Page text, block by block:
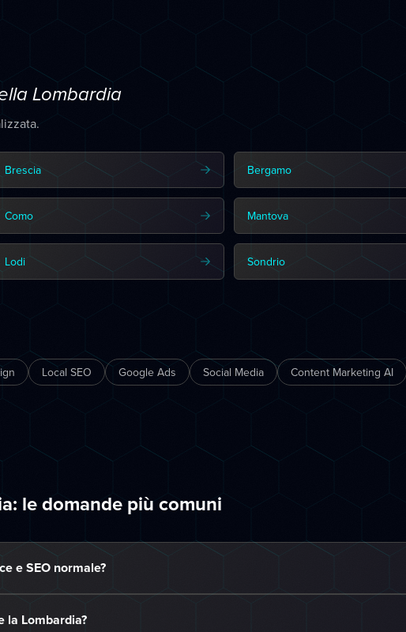
Lombardia
Brescia Bergamo
Como Mantova
Lodi Sondrio
Local SEO Google Ads Social Media
Content Marketing AI
le domande più comuni
e SEO normale?
la Lombardia?